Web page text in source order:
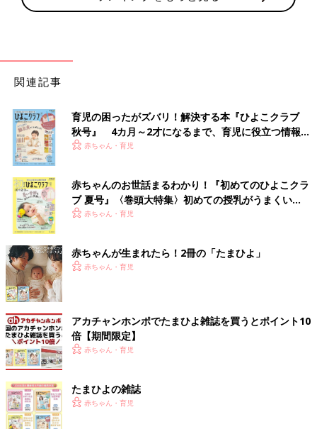
関連記事
育児の困ったがズバリ！解決する本『ひよこクラブ
秋号』 4カ月～2才になるまで、育児に役立つ情報が
いっぱい！
赤ちゃん・育児
赤ちゃんのお世話まるわかり！『初めてのひよこクラ
ブ 夏号』〈巻頭大特集〉初めての授乳がうまくい
く！ おっぱい・ミルクの基本と夏のトラブル 解決テ
赤ちゃん・育児
赤ちゃんが生まれたら！2冊の「たまひよ」
赤ちゃん・育児
アカチャンホンポでたまひよ雑誌を買うとポイント10
倍【期間限定】
赤ちゃん・育児
たまひよの雑誌
赤ちゃん・育児